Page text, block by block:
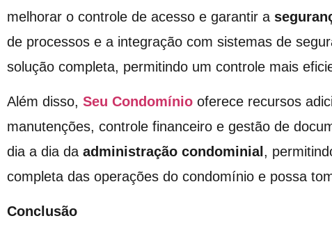
melhorar o controle de acesso e garantir a
de processos e a integração com sistemas de
solução completa, permitindo um controle mais
Além disso, Seu Condomínio oferece recursos
manutenções, controle financeiro e gestão de
dia a dia da administração condominial ,
completa das operações do condomínio e possa
Conclusão